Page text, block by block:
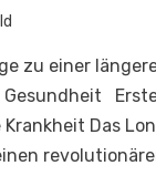
zu einer
Gesundheit
Krankheit Das